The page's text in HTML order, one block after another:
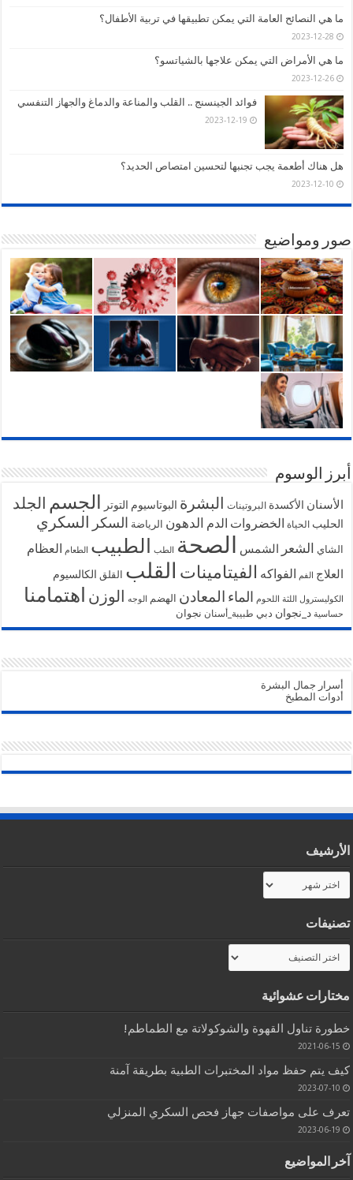
ما هي النصائح العامة التي يمكن تطبيقها في تربية الأطفال؟
2023-12-28
ما هي الأمراض التي يمكن علاجها بالشياتسو؟
2023-12-26
فوائد الجينسنج .. القلب والمناعة والدماغ والجهاز التنفسي
2023-12-19
هل هناك أطعمة يجب تجنبها لتحسين امتصاص الحديد؟
2023-12-10
صور ومواضيع
أبرز الوسوم
الأسنان الأكسدة البروتينات البشرة البوتاسيوم التوتر الجسم الجلد
الحليب الحياة الخضروات الدم الدهون الرياضة السكر السكري
الشاي الشعر الشمس الصحة الطب الطبيب الطعام
العظام
العلاج الفم الفواكه الفيتامينات القلب القلق الكالسيوم
الكوليسترول اللثة اللحوم الماء المعادن الهضم الوجه الوزن اهتمامنا
حساسية د_نجوان دبي طبيبة_أسنان نجوان
أسرار جمال البشرة
أدوات المطبخ
الأرشيف
الأرشيف
تصنيفات
تصنيفات
مختارات عشوائية
خطورة تناول القهوة والشوكولاتة مع الطماطم!
2021-06-15
كيف يتم حفظ مواد المختبرات الطبية بطريقة آمنة
2023-07-10
تعرف على مواصفات جهاز فحص السكري المنزلي
2023-06-19
آخر المواضيع